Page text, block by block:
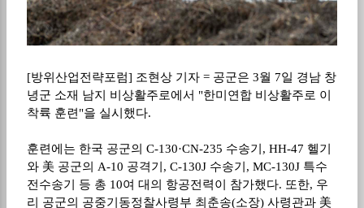
[방위산업전략포럼] 조현상 기자 = 공군은 3월 7일 경남 창
녕군 소재 남지 비상활주로에서 "한미연합 비상활주로 이
착륙 훈련"을 실시했다.
훈련에는 한국 공군의 C-130·CN-235 수송기, HH-47 헬기
와 美 공군의 A-10 공격기, C-130J 수송기, MC-130J 특수
전수송기 등 총 10여 대의 항공전력이 참가했다. 또한, 우
리 공군의 공중기동정찰사령부 최춘송(소장) 사령관과 美